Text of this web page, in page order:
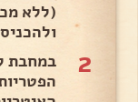
(ללא
2
במחבת